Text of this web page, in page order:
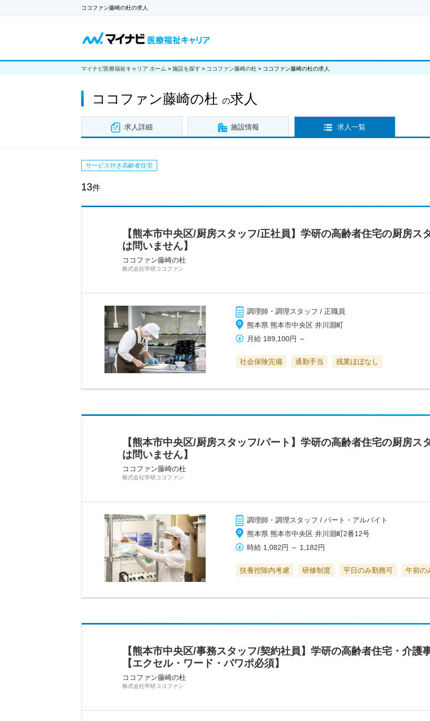
ココファン藤崎の杜の求人
マイナビ医療福祉キャリア ホーム > 施設を探す > ココファン藤崎の杜 > ココファン藤崎の杜の求人
ココファン藤崎の杜 の求人
求人詳細 施設情報 求人一覧
サービス付き高齢者住宅
13件
【熊本市中央区/厨房スタッフ/正社員】学研の高齢者住宅の厨房ス
は問いません】
ココファン藤崎の杜
株式会社学研ココファン
調理師・調理スタッフ / 正職員
熊本県 熊本市中央区 井川淵町
月給 189,100円 ～
社会保険完備 通勤手当 残業ほぼなし
【熊本市中央区/厨房スタッフ/パート】学研の高齢者住宅の厨房ス
は問いません】
ココファン藤崎の杜
株式会社学研ココファン
調理師・調理スタッフ / パート・アルバイト
熊本県 熊本市中央区 井川淵町2番12号
時給 1,082円 ～ 1,182円
扶養控除内考慮 研修制度 平日のみ勤務可 午前の
【熊本市中央区/事務スタッフ/契約社員】学研の高齢者住宅・介護
【エクセル・ワード・パワポ必須】
ココファン藤崎の杜
株式会社学研ココファン